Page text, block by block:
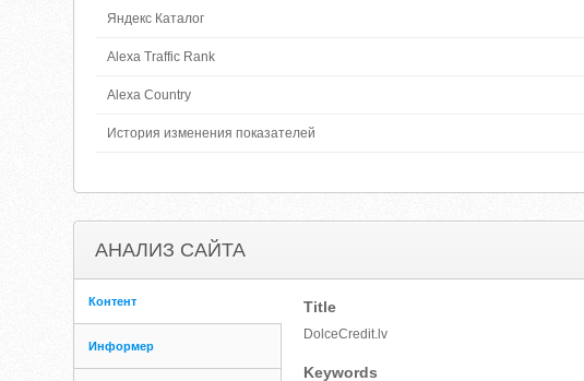
Яндекс Каталог
Alexa Traffic Rank
Alexa Country
История изменения показателей
АНАЛИЗ САЙТА
Контент
Информер
Title
DolceCredit.lv
Keywords